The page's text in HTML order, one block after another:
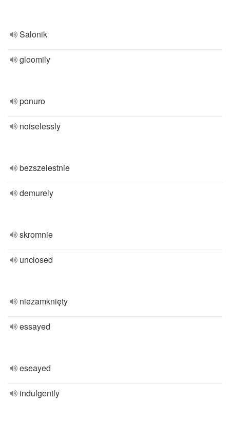
Salonik
gloomily
ponuro
noiselessly
bezszelestnie
demurely
skromnie
unclosed
niezamknięty
essayed
eseayed
indulgently